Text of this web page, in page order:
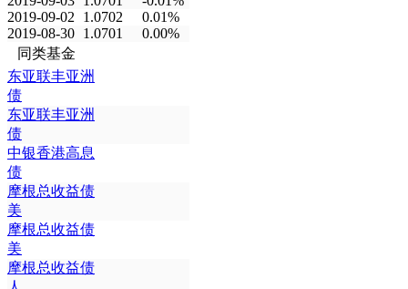
2019-09-02
1.0702
0.01%
2019-08-30 1.0701
0.00%
同类基金
东亚联丰亚洲
债
东亚联丰亚洲
债
中银香港高息
债
摩根总收益债
美
摩根总收益债
美
摩根总收益债